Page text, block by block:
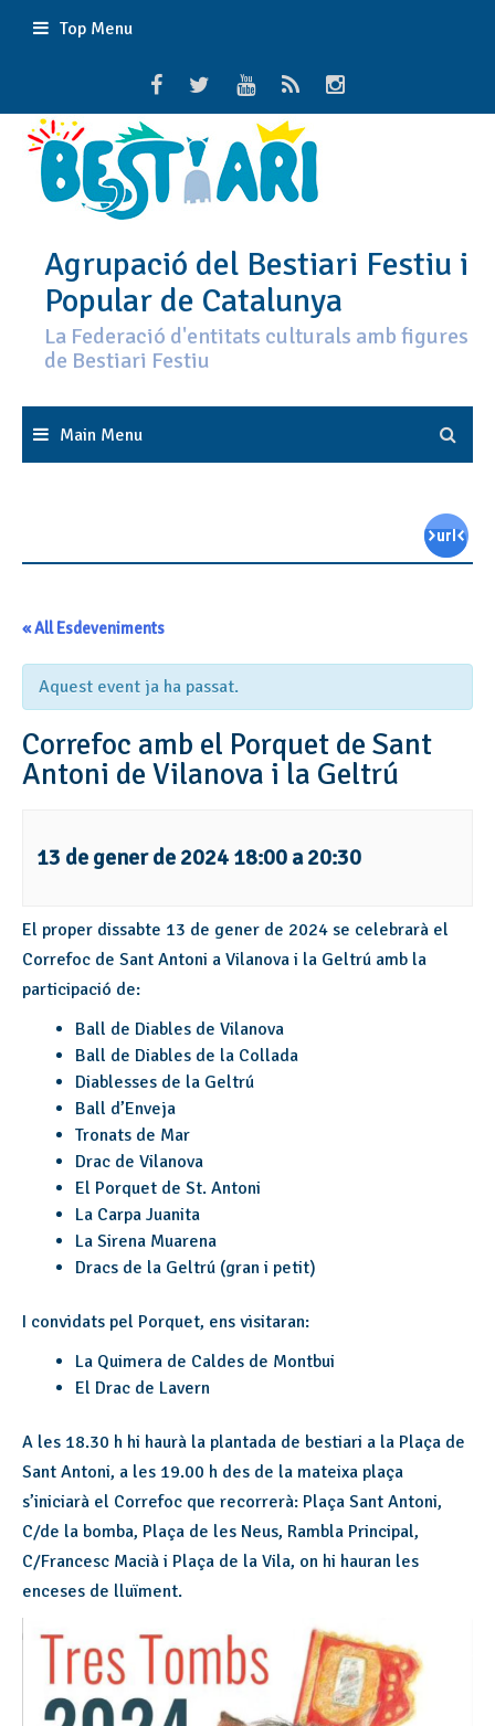
Top Menu
Agrupació del Bestiari Festiu i
Popular de Catalunya
La Federació d'entitats culturals amb figures
de Bestiari Festiu
Main Menu
« All Esdeveniments
Aquest event ja ha passat.
Correfoc amb el Porquet de Sant
Antoni de Vilanova i la Geltrú
13 de gener de 2024 18:00 a20:30
El proper dissabte 13 de gener de 2024 se celebrarà el
Correfoc de Sant Antoni a Vilanova i la Geltrú amb la
participació de:
Ball de Diables de Vilanova
Ball de Diables de la Collada
Diablesses de la Geltrú
Ball d’Enveja
Tronats de Mar
Drac de Vilanova
El Porquet de St. Antoni
La Carpa Juanita
La Sirena Muarena
Dracs de la Geltrú (gran i petit)
I convidats pel Porquet, ens visitaran:
La Quimera de Caldes de Montbui
El Drac de Lavern
A les 18.30 h hi haurà la plantada de bestiari a la Plaça de
Sant Antoni, a les 19.00 h des de la mateixa plaça
s’iniciarà el Correfoc que recorrerà: Plaça Sant Antoni,
C/de la bomba, Plaça de les Neus, Rambla Principal,
C/Francesc Macià i Plaça de la Vila, on hi hauran les
enceses de lluïment.